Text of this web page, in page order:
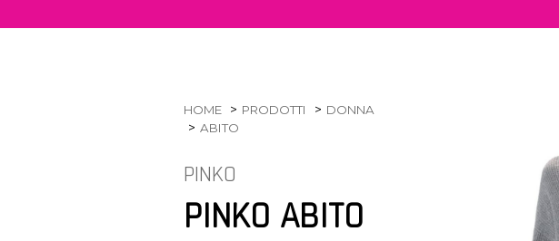
HOME PRODOTTI
DONNA
ABITO
PINKO
PINKO ABITO